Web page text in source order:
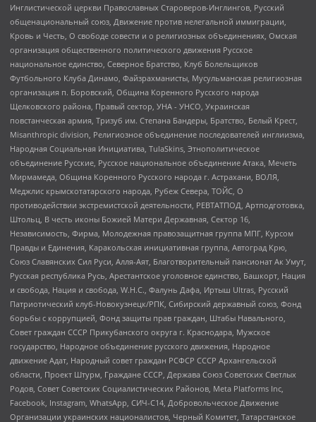
Инглистической церкви Православных Староверов-Инглингов, Русский
общенациональный союз, Движение против нелегальной иммиграции,
Кровь и Честь, О свободе совести и о религиозных объединениях, Омская
организация общественного политического движения Русское
национальное единство, Северное Братство, Клуб Болельщиков
Футбольного Клуба Динамо, Файзрахманисты, Мусульманская религиозная
организация п. Боровский, Община Коренного Русского народа
Щелковского района, Правый сектор, УНА - УНСО, Украинская
повстанческая армия, Тризуб им. Степана Бандеры, Братство, Белый Крест,
Misanthropic division, Религиозное объединение последователей инглиизма,
Народная Социальная Инициатива, TulaSkins, Этнополитическое
объединение Русские, Русское национальное объединение Атака, Мечеть
Мирмамеда, Община Коренного Русского народа г. Астрахани, ВОЛЯ,
Меджлис крымскотатарского народа, Рубеж Севера, ТОЙС, О
противодействии экстремистской деятельности, РЕВТАТПОД, Артподготовка,
Штольц, В честь иконы Божией Матери Державная, Сектор 16,
Независимость, Фирма, Молодежная правозащитная группа МПГ, Курсом
Правды и Единения, Каракольская инициативная группа, Автоград Крю,
Союз Славянских Сил Руси, Алля-Аят, Благотворительный пансионат Ак Умут,
Русская республика Русь, Арестантское уголовное единство, Башкорт, Нация
и свобода, Нация и свобода, W.H.С., Фалунь Дафа, Иртыш Ultras, Русский
Патриотический клуб-Новокузнецк/РПК, Сибирский державный союз, Фонд
борьбы с коррупцией, Фонд защиты прав граждан, Штабы Навального,
Совет граждан СССР Прикубанского округа г. Краснодара, Мужское
государство, Народное объединение русского движения, Народное
движение Адат, Народный совет граждан РСФСР СССР Архангельской
области, Проект Штурм, Граждане СССР, Держава Союз Советских Светлых
Родов, Совет Советских Социалистических Районов, Meta Platforms Inc,
Facebook, Instagram, WhatsApp, СИЧ-С14, Добровольческое Движение
Организации украинских националистов, Черный Комитет, Татарстанское